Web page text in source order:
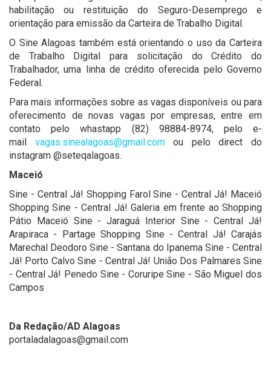
habilitação ou restituição do Seguro-Desemprego e
orientação para emissão da Carteira de Trabalho Digital.
O Sine Alagoas também está orientando o uso da Carteira
de Trabalho Digital para solicitação do Crédito do
Trabalhador, uma linha de crédito oferecida pelo Governo
Federal.
Para mais informações sobre as vagas disponíveis ou para
oferecimento de novas vagas por empresas, entre em
contato pelo whastapp (82) 98884-8974, pelo e-
mail vagas.sinealagoas@gmail.comou pelo direct do
instagram @seteqalagoas.
Maceió
Sine - Central Já! Shopping Farol Sine - Central Já! Maceió
Shopping Sine - Central Já! Galeria em frente ao Shopping
Pátio Maceió Sine - Jaraguá Interior Sine - Central Já!
Arapiraca - Partage Shopping Sine - Central Já! Carajás
Marechal Deodoro Sine - Santana do Ipanema Sine - Central
Já! Porto Calvo Sine - Central Já! União Dos Palmares Sine
- Central Já! Penedo Sine - Coruripe Sine - São Miguel dos
Campos
Da Redação/AD Alagoas
portaladalagoas@gmail.com